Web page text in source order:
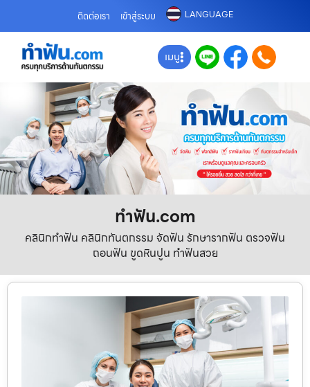
ติดต่อเรา เข้าสู่ระบบ LANGUAGE
เมนู
ทําฟัน.com
คลินิกทำฟัน คลินิกทันตกรรม จัดฟัน รักษารากฟัน ตรวจฟัน
ถอนฟัน ขูดหินปูน ทำฟันสวย